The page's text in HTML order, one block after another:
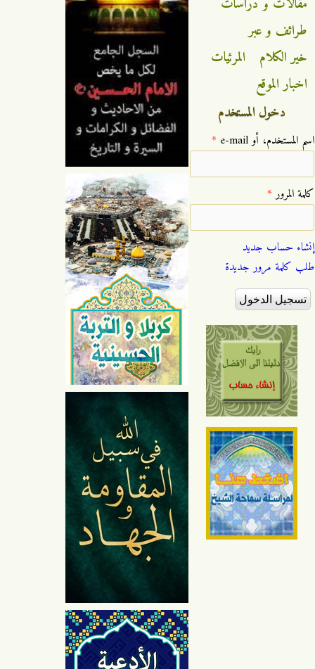
طرائف و عبر
خير الكلام
المرئيات
اخبار الموقع
دخول المستخدم
‏اسم المستخدم، أو e-mail ‏ *
‏كلمة المرور ‏*
إنشاء حساب جديد
طلب كلمة مرور جديدة